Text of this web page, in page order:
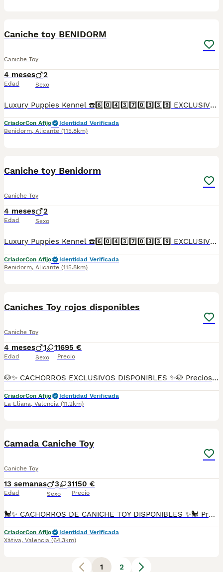
Caniche toy BENIDORM
Caniche Toy
4 meses
Edad
2
Sexo
Luxury Puppies Kennel ☎️6️⃣0️⃣4️⃣3️⃣7️⃣0️⃣3️⃣3️⃣9️⃣ EXCLUSIVOS CANICHES TOY .Somos centro canino y asesores caninos .PROFESIONALES 🤝. Todos nuestros cachorros se entregan con contrato y garantías . Luxury Puppies Kennel: Todos nuestros cachorros se entregan con contrato y previa reserva , siempre con garantías víricas y congenitas . Se entregan revisado veterinario * Contrato ,garantías víricas y congénitas 📝 * Cartilla sanitaria 🪪 * Vacunas al día .💉 * Revisión veterinaria 📋 *Informe previo a la entrega por el veterinario y exploración completa de tu cachorro ⛑️ que incluye : ✓collar cachorro 🐕 ✓ correa cachorro .🐕 ✓ juguete cachorro 🐕 correa y collar y jueguete ✓ pasaporte a nombre del nuevo propietario.📘 ✓ chip identificativo. 🏷️ ✓ Bolsa de pienso Tenemos también otras razas .Lulú pomerania ,bichón maltés coreano ,yorshire terrier ,chihuahua,caniches toy y enanos maltipoo apricot . Te buscamos tú cachorro por encargo .Haz tú reserva Pide tu cita📩 en el 604370339 Y dejanos tu contacto ☎️precios desde...Luxury Puppies Kennel ☎️6️⃣0️⃣4️⃣3️⃣7️⃣0️⃣3️⃣3️⃣9️⃣ Somos centro canino y asesores caninos .PROFESIONALES 🤝. Todos nuestros cachorros se entregan con contrato y garantías . Luxury Puppies Kennel: Todos nuestros cachorros se entregan con contrato y previa reserva , siempre con garantías víricas y congenitas . Se entregan revisado veterinario * Contrato ,garantías víricas y congénitas 📝 * Cartilla sanitaria 🪪 * Vacunas al día .💉 * Revisión veterinaria 📋 *Informe previo a la entrega por el veterinario y exploración completa de tu cachorro ⛑️ que incluye : ✓collar cachorro 🐕 ✓ correa cachorro .🐕 ✓ juguete cachorro 🐕 correa y collar y jueguete ✓ pasaporte a nombre del nuevo propietario.📘 ✓ chip identificativo. 🏷️ ✓ Bolsa de pienso Tenemos también otras razas .Lulú pomerania ,bichón maltés coreano ,yorshire terrier ,chihuahua,caniches toy y enanos maltipoo apricot . Te buscamos tú cachorro por encargo .Haz tú reserva Pide tu cita📩 en el 604370339 Y dejanos tu contacto ☎️precios desde...
CriadorCon Afijo
Identidad Verificada
Benidorm, Alicante (115.8km)
Caniche toy Benidorm
Caniche Toy
4 meses
Edad
2
Sexo
Luxury Puppies Kennel ☎️6️⃣0️⃣4️⃣3️⃣7️⃣0️⃣3️⃣3️⃣9️⃣ EXCLUSIVOS CANICHES TOY Somos centro canino y asesores caninos .PROFESIONALES 🤝. Todos nuestros cachorros se entregan con contrato y garantías . Luxury Puppies Kennel: Todos nuestros cachorros se entregan con contrato y previa reserva , siempre con garantías víricas y congenitas . Se entregan revisado veterinario * Contrato ,garantías víricas y congénitas 📝 * Cartilla sanitaria 🪪 * Vacunas al día .💉 * Revisión veterinaria 📋 *Informe previo a la entrega por el veterinario y exploración completa de tu cachorro ⛑️ que incluye : ✓collar cachorro 🐕 ✓ correa cachorro .🐕 ✓ juguete cachorro 🐕 correa y collar y jueguete ✓ pasaporte a nombre del nuevo propietario.📘 ✓ chip identificativo. 🏷️ ✓ Bolsa de pienso Tenemos también otras razas .Lulú pomerania ,bichón maltés coreano ,yorshire terrier ,chihuahua,caniches toy y enanos maltipoo apricot . Te buscamos tú cachorro por encargo .Haz tú reserva Pide tu cita📩 en el 604370339 Y dejanos tu contacto ☎️precios desde...Luxury Puppies Kennel ☎️6️⃣0️⃣4️⃣3️⃣7️⃣0️⃣3️⃣3️⃣9️⃣Somos centro canino y asesores caninos .PROFESIONALES 🤝. Todos nuestros cachorros se entregan con contrato y garantías . Luxury Puppies Kennel: Todos nuestros cachorros se entregan con contrato y previa reserva , siempre con garantías víricas y congenitas . Se entregan revisado veterinario * Contrato ,garantías víricas y congénitas 📝 * Cartilla sanitaria 🪪 * Vacunas al día .💉 * Revisión veterinaria 📋 *Informe previo a la entrega por el veterinario y exploración completa de tu cachorro ⛑️ que incluye : ✓collar cachorro 🐕 ✓ correa cachorro .🐕 ✓ juguete cachorro 🐕 correa y collar y jueguete ✓ pasaporte a nombre del nuevo propietario.📘 ✓ chip identificativo. 🏷️ ✓ Bolsa de pienso Tenemos también otras razas .Lulú pomerania ,bichón maltés coreano ,yorshire terrier ,chihuahua,caniches toy y enanos maltipoo apricot . Te buscamos tú cachorro por encargo .Haz tú reserva Pide tu cita📩 en el 604370339 Y dejanos tu contacto ☎️precios desde...
CriadorCon Afijo
Identidad Verificada
Benidorm, Alicante (115.8km)
Caniches Toy rojos disponibles
Caniche Toy
4 meses
Edad
1 1
Sexo
1695 €
Precio
🐶✨ CACHORROS EXCLUSIVOS DISPONIBLES ✨🐶 Preciosos cachorros criados en ambiente familiar, rodeados de amor y cuidados desde el primer día ❤️ Totalmente socializados, cariñosos y acostumbrados al contacto con personas. 📦 Se entregan con todas las garantías: ✔️ Cartilla sanitaria ✔️ Vacunación al día 💉 ✔️ Desparasitación completa ✅ ✔️ Garantía vírica 😷 ✔️ Garantía congénita 👌 ✔️ Contrato de entrega ✍️ 📸 Síguenos en Instagram: @fincapaunais para ver fotos y vídeos reales ⚠️ Disponibilidad limitada ⚠️ Se reservan rápido. 📲 Contacto directo por WhatsApp: 671 454 202 Solo personas responsables
CriadorCon Afijo
Identidad Verificada
La Eliana, Valencia (11.2km)
Camada Caniche Toy
Caniche Toy
13 semanas
Edad
3 3
Sexo
1150 €
Precio
🐩✨ CACHORROS DE CANICHE TOY DISPONIBLES ✨🐩 Preciosa camada de Caniche Toy criada en ambiente familiar, donde los cachorros crecen rodeados de atención, cariño y los mejores cuidados desde sus primeros días de vida. ✔ Núcleo Zoológico autorizado ✔ Pedigree incluido ✔ Vacunados según su edad ✔ Desparasitados ✔ Revisados por veterinario ✔ Excelente socialización temprana Seleccionamos cuidadosamente nuestros ejemplares, priorizando la salud, el carácter y la calidad morfológica de la raza. 🏆 Los padres cuentan con destacados resultados en exposiciones caninas, obteniendo muy buenas valoraciones por parte de jueces especializados. Son ejemplares equilibrados, cariñosos y representativos del estándar del Caniche Toy. 🐾 Cachorros alegres, inteligentes y muy sociables. 🐾 Acostumbrados al entorno doméstico y al contacto diario con personas. 🐾 Ideales tanto para familias como para personas que buscan un compañero pequeño, elegante y muy afectuoso. El Caniche Toy destaca por su inteligencia excepcional, su facilidad para el aprendizaje y su carácter fiel y cariñoso. 💶 Precio: desde 1.150 € hasta 1.800 €. 📸 Disponemos de fotos, vídeos e información de los padres y de cada cachorro. 📩 Para más información o reservar un ejemplar, contacta con nosotros sin compromiso.
CriadorCon Afijo
Identidad Verificada
Xàtiva, Valencia (64.3km)
1 2